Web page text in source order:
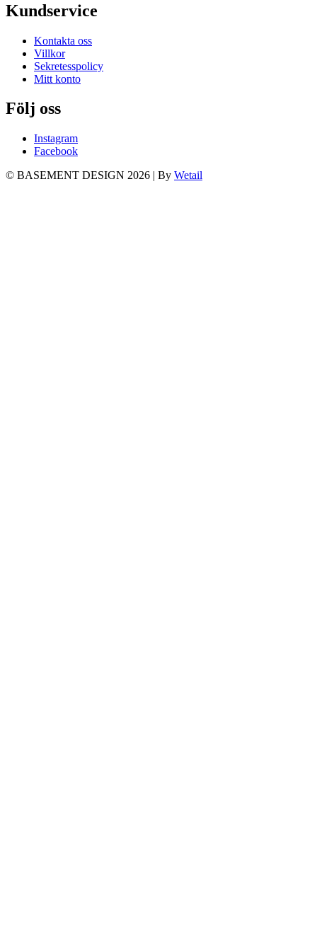
Kundservice
Kontakta oss
Villkor
Sekretesspolicy
Mitt konto
Följ oss
Instagram
Facebook
© BASEMENT DESIGN 2026 | By Wetail